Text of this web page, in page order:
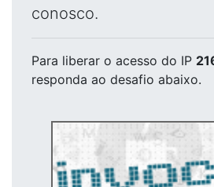
conosco.
Para liberar o acesso do IP
responda ao desafio abaixo.